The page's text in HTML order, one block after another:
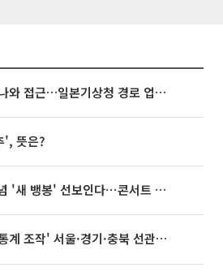
태풍 '돌핀' 오키나와 접근…일본기상청 경로 업데이트
', 뜻은?
빅뱅, 20주년 기념 '새 뱅봉' 선보인다⋯콘서트 앞두고 팝업 개최
작' 서울·경기·충북 선관위 등 추가 압수수색